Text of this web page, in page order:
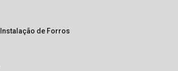
Instalação de Forros